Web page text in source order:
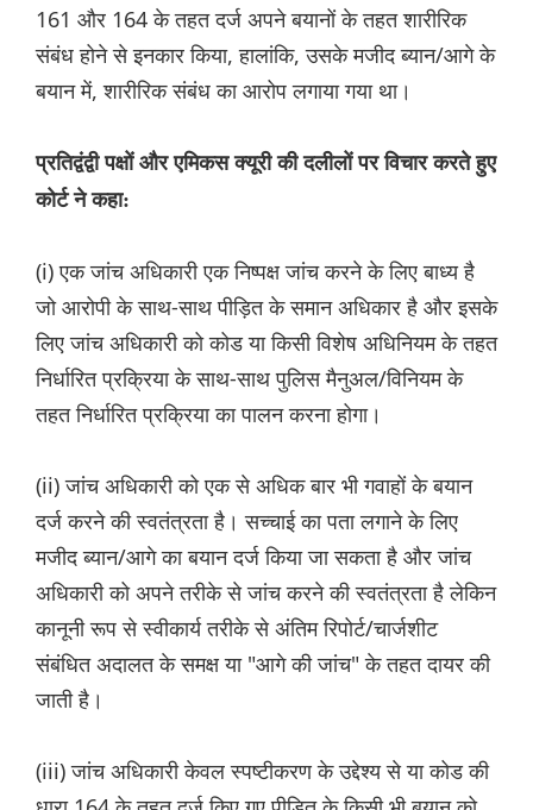
161 और 164 के तहत दर्ज अपने बयानों के तहत शारीरिक
संबंध होने से इनकार किया, हालांकि, उसके मजीद ब्यान/आगे के
बयान में, शारीरिक संबंध का आरोप लगाया गया था।
प्रतिद्वंद्वी पक्षों और एमिकस क्यूरी की दलीलों पर विचार करते हुए
कोर्ट ने कहा:
(i) एक जांच अधिकारी एक निष्पक्ष जांच करने के लिए बाध्य है
जो आरोपी के साथ-साथ पीड़ित के समान अधिकार है और इसके
लिए जांच अधिकारी को कोड या किसी विशेष अधिनियम के तहत
निर्धारित प्रक्रिया के साथ-साथ पुलिस मैनुअल/विनियम के
तहत निर्धारित प्रक्रिया का पालन करना होगा।
(ii) जांच अधिकारी को एक से अधिक बार भी गवाहों के बयान
दर्ज करने की स्वतंत्रता है। सच्चाई का पता लगाने के लिए
मजीद ब्यान/आगे का बयान दर्ज किया जा सकता है और जांच
अधिकारी को अपने तरीके से जांच करने की स्वतंत्रता है लेकिन
कानूनी रूप से स्वीकार्य तरीके से अंतिम रिपोर्ट/चार्जशीट
संबंधित अदालत के समक्ष या "आगे की जांच" के तहत दायर की
जाती है।
(iii) जांच अधिकारी केवल स्पष्टीकरण के उद्देश्य से या कोड की